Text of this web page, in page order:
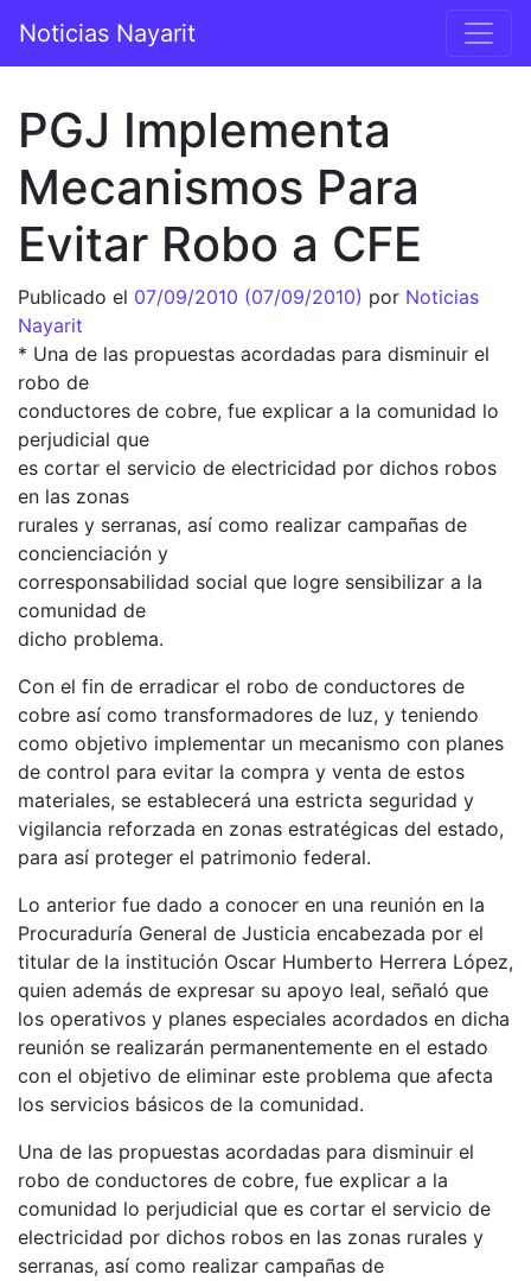
Navegación principal
Noticias Nayarit
PGJ Implementa
Mecanismos Para
Evitar Robo a CFE
Publicado el 07/09/2010 (07/09/2010) por Noticias
Nayarit
* Una de las propuestas acordadas para disminuir el
robo de
conductores de cobre, fue explicar a la comunidad lo
perjudicial que
es cortar el servicio de electricidad por dichos robos
en las zonas
rurales y serranas, así como realizar campañas de
concienciación y
corresponsabilidad social que logre sensibilizar a la
comunidad de
dicho problema.
Con el fin de erradicar el robo de conductores de
cobre así como transformadores de luz, y teniendo
como objetivo implementar un mecanismo con planes
de control para evitar la compra y venta de estos
materiales, se establecerá una estricta seguridad y
vigilancia reforzada en zonas estratégicas del estado,
para así proteger el patrimonio federal.
Lo anterior fue dado a conocer en una reunión en la
Procuraduría General de Justicia encabezada por el
titular de la institución Oscar Humberto Herrera López,
quien además de expresar su apoyo leal, señaló que
los operativos y planes especiales acordados en dicha
reunión se realizarán permanentemente en el estado
con el objetivo de eliminar este problema que afecta
los servicios básicos de la comunidad.
Una de las propuestas acordadas para disminuir el
robo de conductores de cobre, fue explicar a la
comunidad lo perjudicial que es cortar el servicio de
electricidad por dichos robos en las zonas rurales y
serranas, así como realizar campañas de